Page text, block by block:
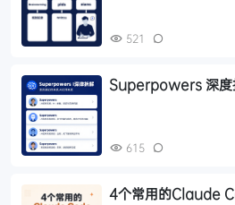
521
Superpowers 深度
615
4个常用的Claude